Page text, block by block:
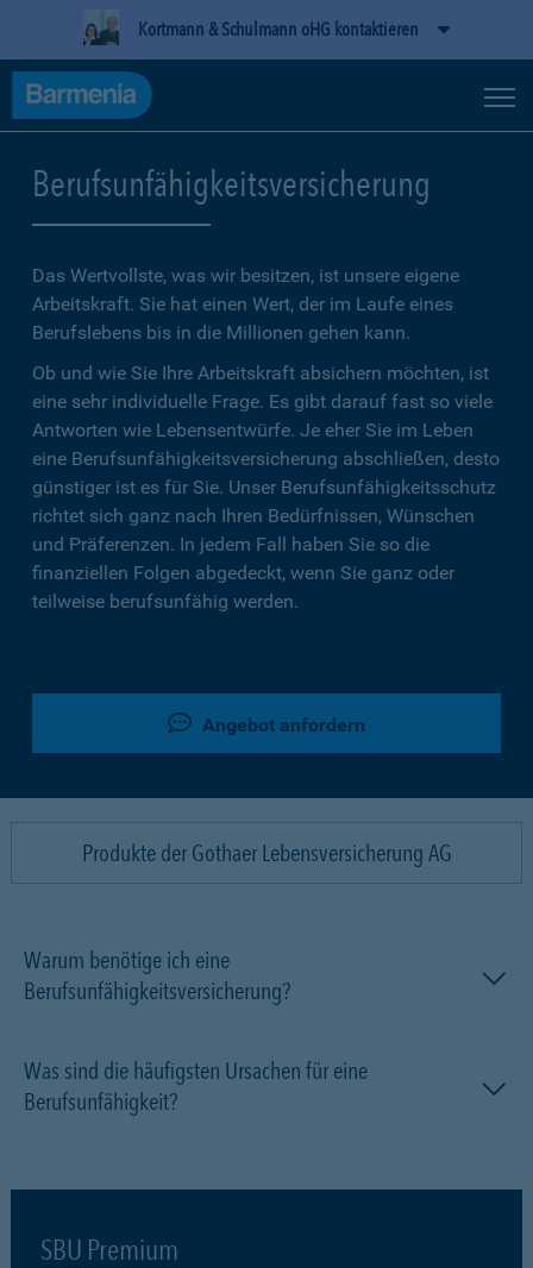
Kortmann & Schulmann oHG kontaktieren
Berufsunfähigkeitsversicherung
Das Wertvollste, was wir besitzen, ist unsere eigene
Arbeitskraft. Sie hat einen Wert, der im Laufe eines
Berufslebens bis in die Millionen gehen kann.
Ob und wie Sie Ihre Arbeitskraft absichern möchten, ist
eine sehr individuelle Frage. Es gibt darauf fast so viele
Antworten wie Lebensentwürfe. Je eher Sie im Leben
eine Berufsunfähigkeitsversicherung abschließen, desto
günstiger ist es für Sie. Unser Berufsunfähigkeitsschutz
richtet sich ganz nach Ihren Bedürfnissen, Wünschen
und Präferenzen. In jedem Fall haben Sie so die
finanziellen Folgen abgedeckt, wenn Sie ganz oder
teilweise berufsunfähig werden.
Angebot anfordern
Produkte der Gothaer Lebensversicherung AG
Warum benötige ich eine
Berufsunfähigkeitsversicherung?
Was sind die häufigsten Ursachen für eine
Berufsunfähigkeit?
SBU Premium